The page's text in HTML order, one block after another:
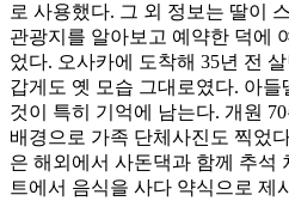
로 사용했다. 그 외 정보는 딸이
관광지를 알아보고 예약한 덕에
었다. 오사카에 도착해 35년 전
갑게도 옛 모습 그대로였다. 아
것이 특히 기억에 남는다. 개원
배경으로 가족 단체사진도 찍었
은 해외에서 사돈댁과 함께 추석
트에서 음식을 사다 약식으로 제